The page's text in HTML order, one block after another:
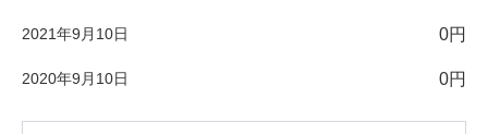
2021年9月10日 0円
2020年9月10日 0円